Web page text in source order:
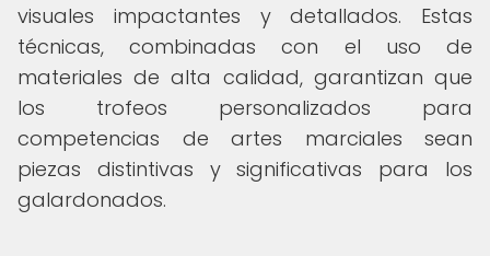
visuales impactantes y detallados. Estas
técnicas, combinadas con el uso de
materiales de alta calidad, garantizan que
los trofeos personalizados para
competencias de artes marciales sean
piezas distintivas y significativas para los
galardonados.